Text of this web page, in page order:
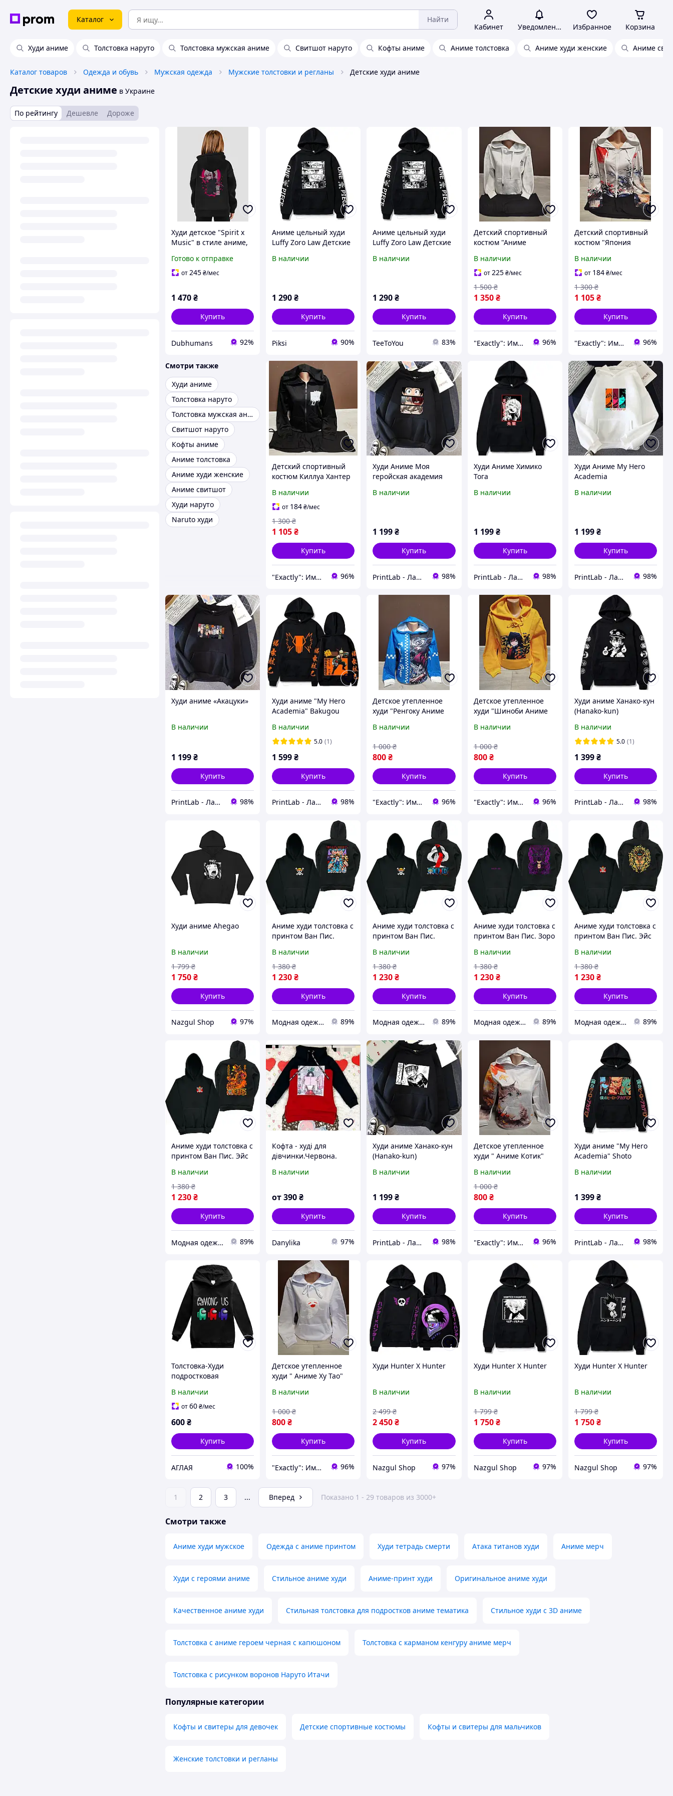
Каталог Найти
Кабинет Уведомления Избранное Корзина
Худи аниме Толстовка наруто Толстовка мужская аниме Свитшот наруто Кофты аниме Аниме толстовка Аниме худи женские Аниме
Каталог товаров Одежда и обувь Мужская одежда Мужские толстовки и регланы Детские худи аниме
Детские худи аниме в Украине
По рейтингу Дешевле Дороже
Худи детское "Spirit x
Music" в стиле аниме,
см)
Готово к отправке
от245₴/мес
1 470₴
Купить
Dubhumans 92%
Аниме цельный худи
Luffy Zoro Law Детские
Толстовка Felpa
В наличии
1 290₴
Купить
Piksi 90%
Аниме цельный худи
Luffy Zoro Law Детские
Толстовка Felpa
В наличии
1 290₴
Купить
TeeToYou 83%
Детский спортивный
костюм "Аниме
подростка на 10-16 лет
двойка штаны и худи
В наличии
от225 ₴/мес
1 350 ₴
1 500 ₴
Купить
"Exactly": Именно то, что Вы искали! 96%
Детский спортивный
костюм "Япония
подростка на 13-18 лет
двойка штаны и куртка
на молнии
В наличии
от 184₴/мес
1 105₴
1 300 ₴
Купить
"Exactly": Именно то, что Вы искали! 96%
Смотри также
Худи аниме
Толстовка наруто
Толстовка мужская аниме
Свитшот наруто
Кофты аниме
Аниме толстовка
Аниме худи женские
Аниме свитшот
Худи наруто
Naruto худи
Детский спортивный
костюм Киллуа Хантер
девочки подростка на
13-18 лет двойка
штаны и куртка на
молнии
В наличии
от 184₴/мес
1 105₴
1 300 ₴
Купить
"Exactly": Именно то, что Вы искали! 96%
Худи Аниме Моя
геройская академия
В наличии
1 199₴
Купить
PrintLab - Лаборатория принтов 98%
Худи Аниме Химико
Тога
В наличии
1 199 ₴
Купить
PrintLab - Лаборатория принтов 98%
Худи Аниме My Hero
Academia
В наличии
1 199₴
Купить
PrintLab - Лаборатория принтов 98%
Худи аниме «Акацуки»
В наличии
1 199₴
Купить
PrintLab - Лаборатория принтов 98%
Худи аниме "My Hero
Academia" Bakugou
В наличии
5.0 (1)
1 599₴
Купить
PrintLab - Лаборатория принтов 98%
Детское утепленное
худи "Ренгоку Аниме
демонов" Япония для
16 лет
В наличии
800₴
1 000 ₴
Купить
"Exactly": Именно то, что Вы искали! 96%
Детское утепленное
худи "Шиноби Аниме
демонов" Япония для
16 лет желт
В наличии
800 ₴
1 000 ₴
Купить
"Exactly": Именно то, что Вы искали! 96%
Худи аниме Ханако-кун
(Hanako-kun)
В наличии
5.0 (1)
1 399₴
Купить
PrintLab - Лаборатория принтов 98%
Худи аниме Ahegao
В наличии
1 750₴
1 799 ₴
Купить
Nazgul Shop 97%
Аниме худи толстовка с
принтом Ван Пис.
В наличии
1 230₴
1 380 ₴
Купить
Модная одежда с принтом 89%
Аниме худи толстовка с
принтом Ван Пис.
В наличии
1 230₴
1 380 ₴
Купить
Модная одежда с принтом 89%
Аниме худи толстовка с
принтом Ван Пис. Зоро
В наличии
1 230 ₴
1 380 ₴
Купить
Модная одежда с принтом 89%
Аниме худи толстовка с
принтом Ван Пис. Эйс
В наличии
1 230₴
1 380 ₴
Купить
Модная одежда с принтом 89%
Аниме худи толстовка с
принтом Ван Пис. Эйс
В наличии
1 230₴
1 380 ₴
Купить
Модная одежда с принтом 89%
Кофта - худі для
дівчинки.Червона.
В наличии
от390₴
Купить
Danylika 97%
Худи аниме Ханако-кун
(Hanako-kun)
В наличии
1 199₴
Купить
PrintLab - Лаборатория принтов 98%
Детское утепленное
худи " Аниме Котик"
подростка 11-16 лет
В наличии
800 ₴
1 000 ₴
Купить
"Exactly": Именно то, что Вы искали! 96%
Худи аниме "My Hero
Academia" Shoto
В наличии
1 399₴
Купить
PrintLab - Лаборатория принтов 98%
Толстовка-Худи
подростковая
В наличии
от60₴/мес
600₴
Купить
АГЛАЯ 100%
Детское утепленное
худи " Аниме Ху Тао"
подростка 11-16 лет
В наличии
800₴
1 000 ₴
Купить
"Exactly": Именно то, что Вы искали! 96%
Худи Hunter X Hunter
В наличии
2 450₴
2 499 ₴
Купить
Nazgul Shop 97%
Худи Hunter X Hunter
В наличии
1 750 ₴
1 799 ₴
Купить
Nazgul Shop 97%
Худи Hunter X Hunter
В наличии
1 750₴
1 799 ₴
Купить
Nazgul Shop 97%
1 2 3 ... Вперед Показано 1 - 29 товаров из 3000+
Смотри также
Аниме худи мужское Одежда с аниме принтом Худи тетрадь смерти Атака титанов худи Аниме мерч
Худи с героями аниме Стильное аниме худи Аниме-принт худи Оригинальное аниме худи
Качественное аниме худи Стильная толстовка для подростков аниме тематика Стильное худи с 3D аниме
Толстовка с аниме героем черная с капюшоном Толстовка с карманом кенгуру аниме мерч
Толстовка с рисунком воронов Наруто Итачи
Популярные категории
Кофты и свитеры для девочек Детские спортивные костюмы Кофты и свитеры для мальчиков
Женские толстовки и регланы